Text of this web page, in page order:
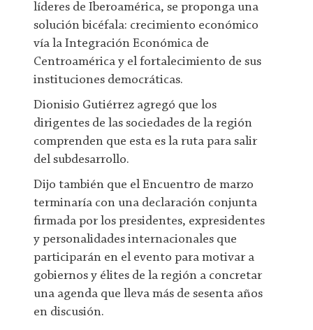
líderes de Iberoamérica, se proponga una
solución bicéfala: crecimiento económico
vía la Integración Económica de
Centroamérica y el fortalecimiento de sus
instituciones democráticas.
Dionisio Gutiérrez agregó que los
dirigentes de las sociedades de la región
comprenden que esta es la ruta para salir
del subdesarrollo.
Dijo también que el Encuentro de marzo
terminaría con una declaración conjunta
firmada por los presidentes, expresidentes
y personalidades internacionales que
participarán en el evento para motivar a
gobiernos y élites de la región a concretar
una agenda que lleva más de sesenta años
en discusión.